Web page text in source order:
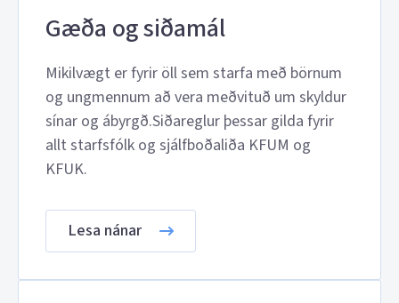
Gæða og siðamál
Mikilvægt er fyrir öll sem starfa með börnum
og ungmennum að vera meðvituð um skyldur
sínar og ábyrgð.Siðareglur þessar gilda fyrir
allt starfsfólk og sjálfboðaliða KFUM og
KFUK.
Lesa nánar